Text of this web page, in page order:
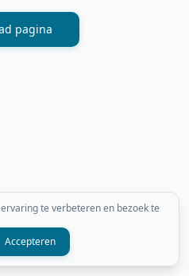
te verbeteren en bezoek te
Accepteren
pagina